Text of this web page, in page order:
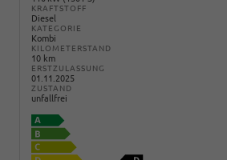
KRAFTSTOFF
Diesel
KATEGORIE
Kombi
KILOMETERSTAND
10 km
ERSTZULASSUNG
01.11.2025
ZUSTAND
unfallfrei